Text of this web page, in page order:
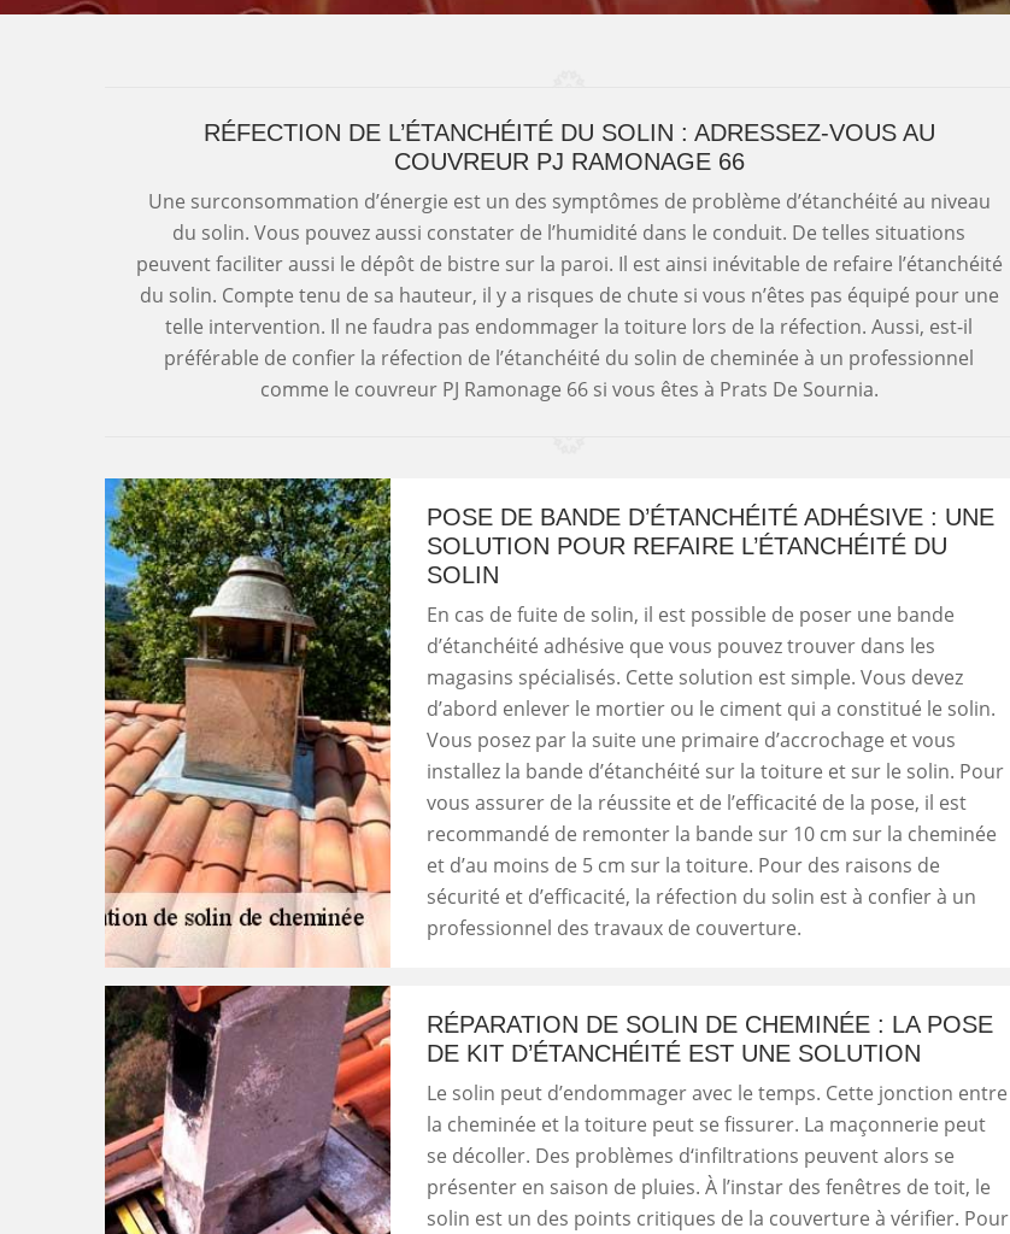
RÉFECTION DE L’ÉTANCHÉITÉ DU SOLIN : ADRESSEZ-VOUS AU
COUVREUR PJ RAMONAGE 66
Une surconsommation d’énergie est un des symptômes de problème d’étanchéité au niveau
du solin. Vous pouvez aussi constater de l’humidité dans le conduit. De telles situations
peuvent faciliter aussi le dépôt de bistre sur la paroi. Il est ainsi inévitable de refaire l’étanchéité
du solin. Compte tenu de sa hauteur, il y a risques de chute si vous n’êtes pas équipé pour une
telle intervention. Il ne faudra pas endommager la toiture lors de la réfection. Aussi, est-il
préférable de confier la réfection de l’étanchéité du solin de cheminée à un professionnel
comme le couvreur PJ Ramonage 66 si vous êtes à Prats De Sournia.
POSE DE BANDE D’ÉTANCHÉITÉ ADHÉSIVE : UNE
SOLUTION POUR REFAIRE L’ÉTANCHÉITÉ DU
SOLIN
En cas de fuite de solin, il est possible de poser une bande
d’étanchéité adhésive que vous pouvez trouver dans les
magasins spécialisés. Cette solution est simple. Vous devez
d’abord enlever le mortier ou le ciment qui a constitué le solin.
Vous posez par la suite une primaire d’accrochage et vous
installez la bande d’étanchéité sur la toiture et sur le solin. Pour
vous assurer de la réussite et de l’efficacité de la pose, il est
recommandé de remonter la bande sur 10 cm sur la cheminée
et d’au moins de 5 cm sur la toiture. Pour des raisons de
sécurité et d’efficacité, la réfection du solin est à confier à un
professionnel des travaux de couverture.
RÉPARATION DE SOLIN DE CHEMINÉE : LA POSE
DE KIT D’ÉTANCHÉITÉ EST UNE SOLUTION
Le solin peut d’endommager avec le temps. Cette jonction entre
la cheminée et la toiture peut se fissurer. La maçonnerie peut
se décoller. Des problèmes d‘infiltrations peuvent alors se
présenter en saison de pluies. À l’instar des fenêtres de toit, le
solin est un des points critiques de la couverture à vérifier. Pour